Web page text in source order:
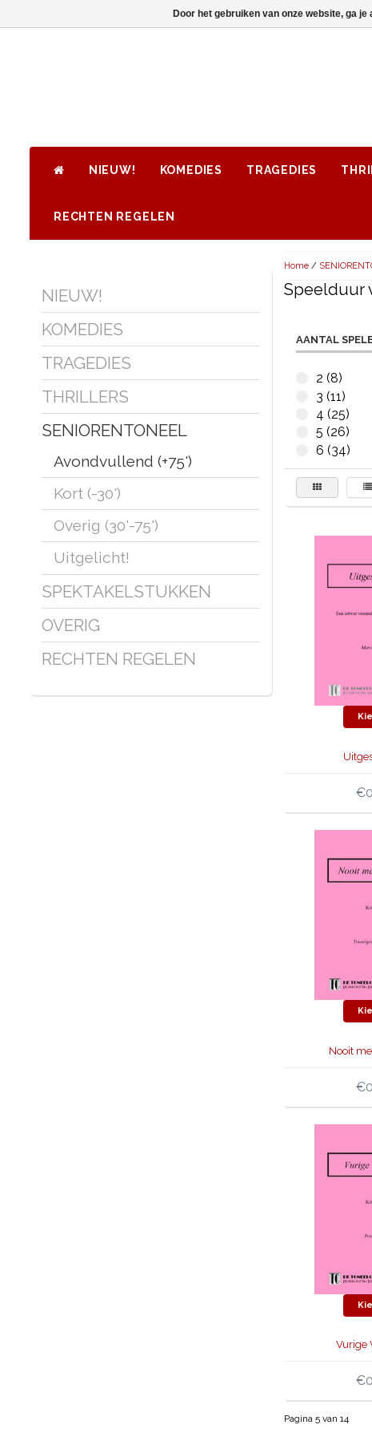
NIEUW! KOMEDIES TRAGEDIES
RECHTEN REGELEN
NIEUW!
KOMEDIES
TRAGEDIES
THRILLERS
SENIORENTONEEL
Avondvullend (+75')
Kort (-30')
Overig (30'-75')
Uitgelicht!
SPEKTAKELSTUKKEN
OVERIG
RECHTEN REGELEN
Home/
Speelduur
AANTAL
2 (8)
3 (11)
4 (25)
5 (26)
6 (34)
Nooit
Vurige
Pagina 5 van 14
Door het gebruiken van onze website, ga